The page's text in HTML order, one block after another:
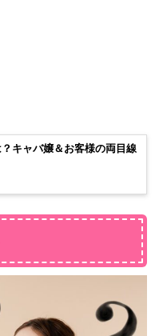
キャバ嬢＆お客様の両目線